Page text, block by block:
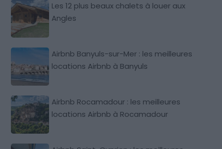
Les 12 plus beaux chalets à louer aux
Angles
Airbnb Banyuls-sur-Mer : les meilleures
locations Airbnb à Banyuls
Airbnb Rocamadour : les meilleures
locations Airbnb à Rocamadour